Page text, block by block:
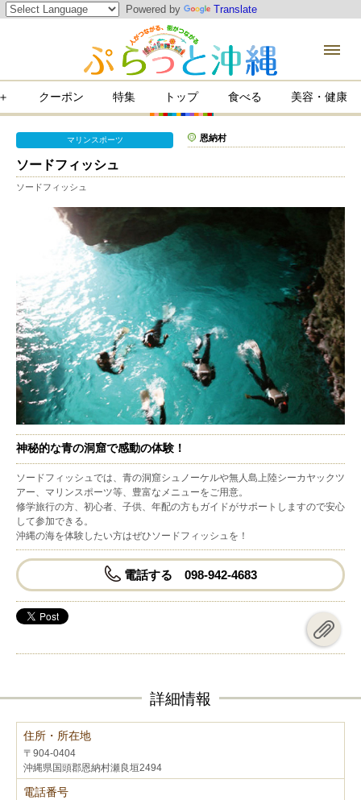
Powered by Translate
クーポン 特集 トップ 食べる 美容・健康
マリンスポーツ 恩納村
ソードフィッシュ
ソードフィッシュ
神秘的な青の洞窟で感動の体験！
ソードフィッシュでは、青の洞窟シュノーケルや無人島上陸シーカヤックツ
アー、マリンスポーツ等、豊富なメニューをご用意。
修学旅行の方、初心者、子供、年配の方もガイドがサポートしますので安心
して参加できる。
沖縄の海を体験したい方はぜひソードフィッシュを！
電話する 098-942-4683
詳細情報
住所・所在地
〒904-0404
沖縄県国頭郡恩納村瀬良垣2494
電話番号